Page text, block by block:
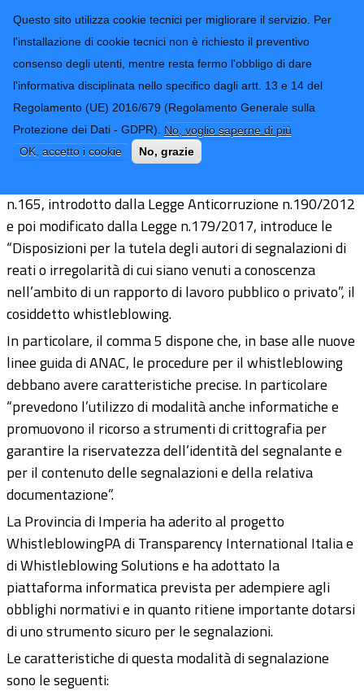
Questo sito utilizza cookie tecnici per migliorare il servizio. Per
l'installazione di cookie tecnici non è richiesto il preventivo
consenso degli utenti, mentre resta fermo l'obbligo di dare
l'informativa disciplinata nello specifico dagli artt. 13 e 14 del
Regolamento (UE) 2016/679 (Regolamento Generale sulla
Protezione dei Dati - GDPR). No, voglio saperne di più
OK, accetto i cookie
No, grazie
Provincia di
Imperia
CONTATTI-URP
TRASPARENZA
Form di ricerca
Procedura Whistleblowing
n.165, introdotto dalla Legge Anticorruzione n.190/2012
e poi modificato dalla Legge n.179/2017, introduce le
“Disposizioni per la tutela degli autori di segnalazioni di
reati o irregolarità di cui siano venuti a conoscenza
nell’ambito di un rapporto di lavoro pubblico o privato”, il
cosiddetto whistleblowing.
In particolare, il comma 5 dispone che, in base alle nuove
linee guida di ANAC, le procedure per il whistleblowing
debbano avere caratteristiche precise. In particolare
“prevedono l’utilizzo di modalità anche informatiche e
promuovono il ricorso a strumenti di crittografia per
garantire la riservatezza dell’identità del segnalante e
per il contenuto delle segnalazioni e della relativa
documentazione”.
La Provincia di Imperia ha aderito al progetto
WhistleblowingPA di Transparency International Italia e
di Whistleblowing Solutions e ha adottato la
piattaforma informatica prevista per adempiere agli
obblighi normativi e in quanto ritiene importante dotarsi
di uno strumento sicuro per le segnalazioni.
Le caratteristiche di questa modalità di segnalazione
sono le seguenti: